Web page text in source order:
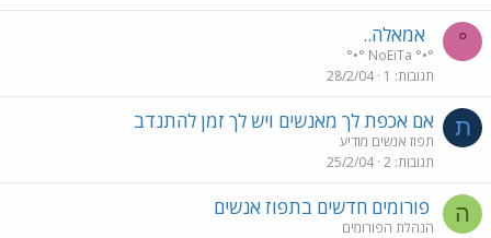
° אמאלה..
°•° NoEiTa °•°
תגובות 1
28/2/04
ת אם אכפת לך מאנשים ויש לך זמן להתנדב
תפוז אנשים מודיע
תגובות 2
25/2/04
ה פורומים חדשים בתפוז אנשים
הנהלת הפורומים